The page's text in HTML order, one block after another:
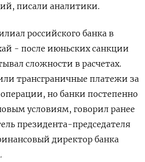
писали аналитики.
российского банка в
- после июньских санкции
сложности в расчетах.
трансграничные платежи за
но банки постепенно
условиям, говорил ранее
президента-председателя
директор банка